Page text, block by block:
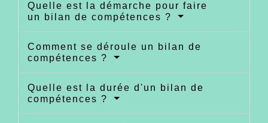
Quelle est la démarche pour faire
un bilan de compétences ?
Comment se déroule un bilan de
compétences ?
Quelle est la durée d'un bilan de
compétences ?